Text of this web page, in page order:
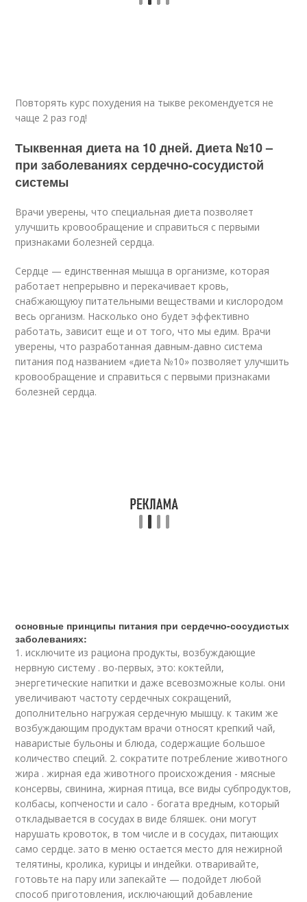
Повторять курс похудения на тыкве рекомендуется не
чаще 2 раз год!
Тыквенная диета на 10 дней. Диета №10 –
при заболеваниях сердечно-сосудистой
системы
Врачи уверены, что специальная диета позволяет
улучшить кровообращение и справиться с первыми
признаками болезней сердца.
Сердце — единственная мышца в организме, которая
работает непрерывно и перекачивает кровь,
снабжающуюу питательными веществами и кислородом
весь организм. Насколько оно будет эффективно
работать, зависит еще и от того, что мы едим. Врачи
уверены, что разработанная давным-давно система
питания под названием «диета №10» позволяет улучшить
кровообращение и справиться с первыми признаками
болезней сердца.
основные принципы питания при сердечно-сосудистых
заболеваниях:
1. исключите из рациона продукты, возбуждающие
нервную систему . во-первых, это: коктейли,
энергетические напитки и даже всевозможные колы. они
увеличивают частоту сердечных сокращений,
дополнительно нагружая сердечную мышцу. к таким же
возбуждающим продуктам врачи относят крепкий чай,
наваристые бульоны и блюда, содержащие большое
количество специй. 2. сократите потребление животного
жира . жирная еда животного происхождения - мясные
консервы, свинина, жирная птица, все виды субпродуктов,
колбасы, копчености и сало - богата вредным, который
откладывается в сосудах в виде бляшек. они могут
нарушать кровоток, в том числе и в сосудах, питающих
само сердце. зато в меню остается место для нежирной
телятины, кролика, курицы и индейки. отваривайте,
готовьте на пару или запекайте — подойдет любой
способ приготовления, исключающий добавление